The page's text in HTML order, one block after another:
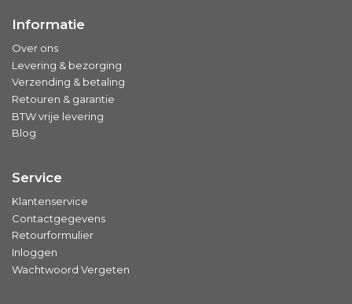
Informatie
Over ons
Levering & bezorging
Verzending & betaling
Retouren & garantie
BTW vrije levering
Blog
Service
Klantenservice
Contactgegevens
Retourformulier
Inloggen
Wachtwoord Vergeten